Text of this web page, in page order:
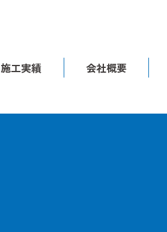
施工実績 会社概要